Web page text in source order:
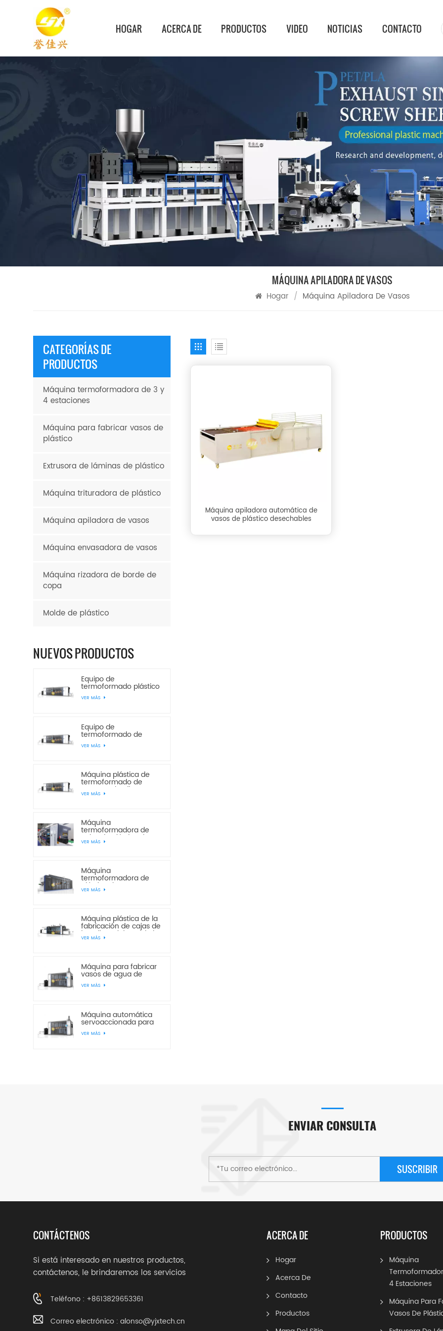
HOGAR ACERCA DE PRODUCTOS VIDEO NOTICIAS CONTACTO
MÁQUINA APILADORA DE VASOS
Hogar / Máquina Apiladora De Vasos
Máquina apiladora automática de
vasos de plástico desechables
CATEGORÍAS DE
PRODUCTOS
Máquina termoformadora de 3 y
4 estaciones
Máquina para fabricar vasos de
plástico
Extrusora de láminas de plástico
Máquina trituradora de plástico
Máquina apiladora de vasos
Máquina envasadora de vasos
Máquina rizadora de borde de
copa
Molde de plástico
NUEVOS PRODUCTOS
Equipo de
termoformado plástico
de tres estaciones de
presión positiva y
VER MÁS
Equipo de
termoformado de
plástico JD720-600 de
presión positiva y
VER MÁS
Máquina plástica de
termoformado de
envases de alimentos
de 3 estaciones de
VER MÁS
Máquina
termoformadora de
cajas de plástico de
tres estaciones de
VER MÁS
Máquina
termoformadora de
plástico de cuatro
estaciones
650
VER MÁS
Máquina plástica de la
fabricación de cajas de
la galleta del pan de la
torta de la estación del
VER MÁS
Máquina para fabricar
vasos de agua de
plástico desechables
servoautomáticos
VER MÁS
Máquina automática
servoaccionada para
fabricar vasos de agua
desechables de
VER MÁS
ENVIAR CONSULTA
SUSCRIBIR
CONTÁCTENOS
Si está interesado en nuestros productos,
contáctenos, le brindaremos los servicios
Teléfono : +8613829653361
Correo electrónico :alonso@yjxtech.cn
ACERCA DE
Hogar
Acerca De
Contacto
Productos
PRODUCTOS
Máquina
4 Estaciones
Máquina Para
Vasos De